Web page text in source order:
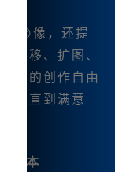
😊像，还提
平移、扩图、
大的创作自由
，直到满意|
版本